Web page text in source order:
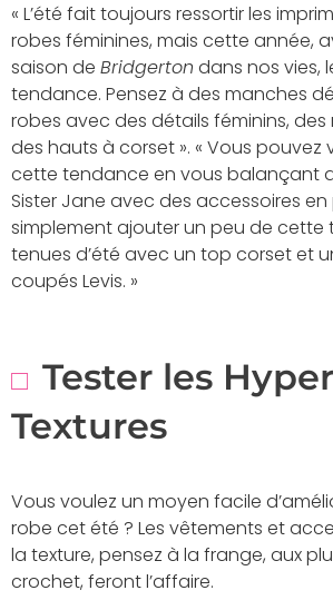
« L’été fait toujours ressortir les
robes féminines, mais cette année,
saison de Bridgerton dans nos vies,
tendance. Pensez à des manches
robes avec des détails féminins,
des hauts à corset ». « Vous pouvez
cette tendance en vous balançant
Sister Jane avec des accessoires en
simplement ajouter un peu de cette
tenues d’été avec un top corset et
coupés Levis. »
Tester les
Textures
Vous voulez un moyen facile
robe cet été ? Les vêtements et
la texture, pensez à la frange, aux
crochet, feront l’affaire.